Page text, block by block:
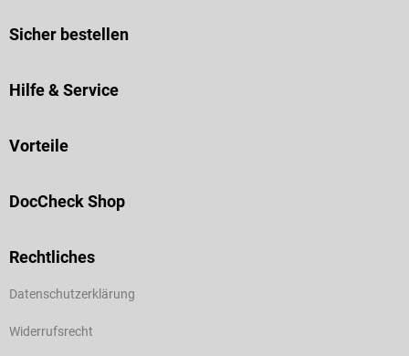
Sicher bestellen
Hilfe & Service
Vorteile
DocCheck Shop
Rechtliches
Datenschutzerklärung
Widerrufsrecht